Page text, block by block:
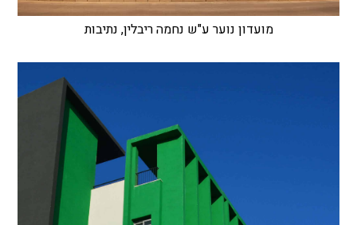
מועדון נוער ע"ש נחמה ריבלין, נתיבות